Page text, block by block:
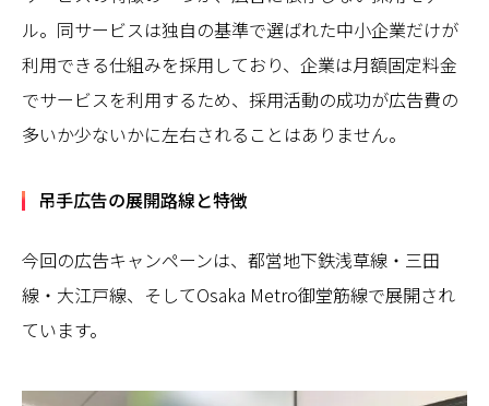
ル。同サービスは独自の基準で選ばれた中小企業だけが
利用できる仕組みを採用しており、企業は月額固定料金
でサービスを利用するため、採用活動の成功が広告費の
多いか少ないかに左右されることはありません。
吊手広告の展開路線と特徴
今回の広告キャンペーンは、都営地下鉄浅草線・三田
線・大江戸線、そしてOsaka Metro御堂筋線で展開され
ています。